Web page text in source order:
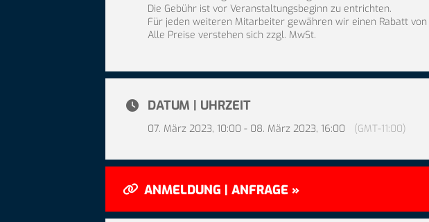
Die Gebühr ist vor Veranstaltungsbeginn zu entrichten.
Für jeden weiteren Mitarbeiter gewähren wir einen Rabatt von
Alle Preise verstehen sich zzgl. MwSt.
DATUM | UHRZEIT
07. März 2023, 10:00 - 08. März 2023, 16:00 (GMT-11:00)
ANMELDUNG | ANFRAGE »